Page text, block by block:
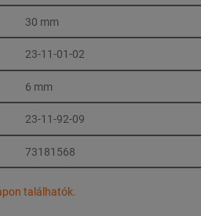
30 mm
23-11-01-02
6 mm
23-11-92-09
73181568
találhatók.